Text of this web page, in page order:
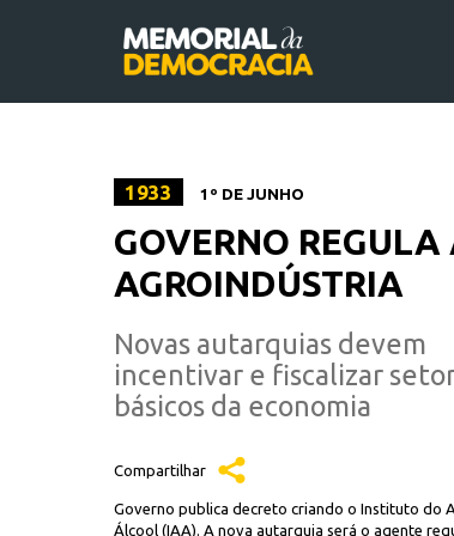
1933 1º DE JUNHO
GOVERNO REGULA
AGROINDÚSTRIA
Novas autarquias devem
incentivar e fiscalizar
básicos da economia
Compartilhar
Governo publica decreto criando o Instituto do
Álcool (IAA). A nova autarquia será o agente